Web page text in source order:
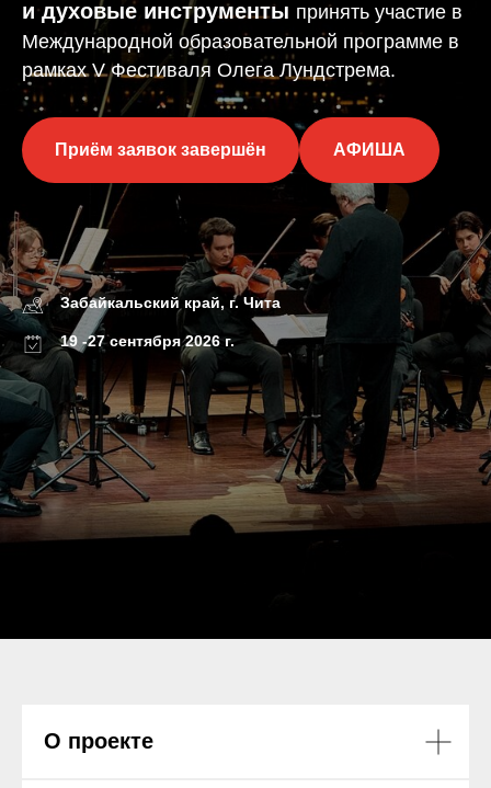
и духовые инструменты принять участие в
Международной образовательной программе в
рамках V Фестиваля Олега Лундстрема.
Приём заявок завершён АФИША
Забайкальский край, г. Чита
19 -27 сентября 2026 г.
О проекте